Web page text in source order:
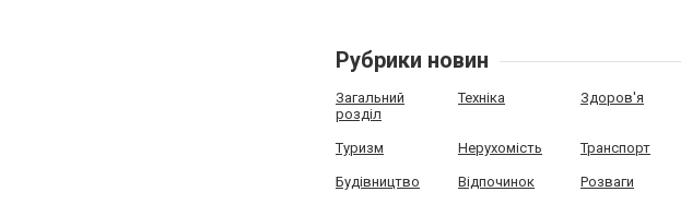
Рубрики новин
Загальний
розділ
Техніка Здоров'я
Туризм Нерухомість Транспорт
Будівництво Відпочинок Розваги